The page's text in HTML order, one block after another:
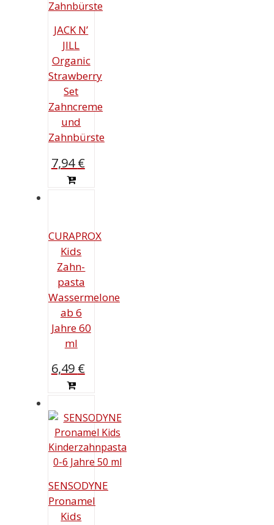
JACK N’
JILL
Organic
Strawberry
Set
Zahncreme
und
Zahnbürste
7,94€
CURAPROX
Kids
Zahn­
pas­ta
Wassermelone
ab 6
Jahre 60
ml
6,49 €
SENSODYNE
Pronamel
Kids